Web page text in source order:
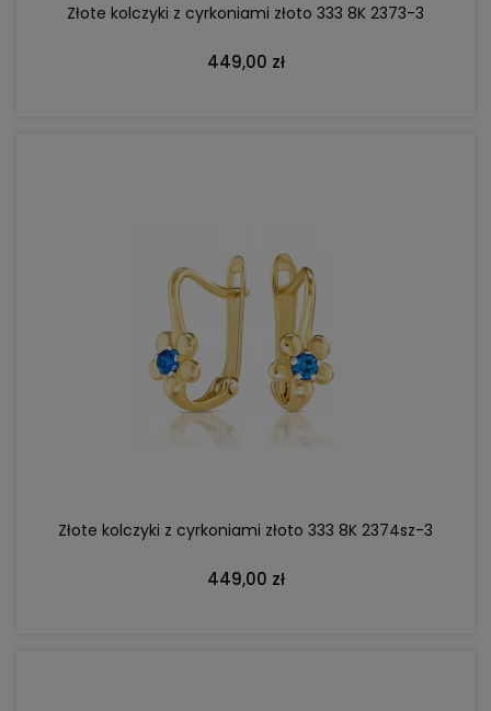
Złote kolczyki z cyrkoniami złoto 333 8K 2373-3
449,00 zł
Złote kolczyki z cyrkoniami złoto 333 8K 2374sz-3
449,00 zł
POWIADOM O DOSTĘPNOŚCI